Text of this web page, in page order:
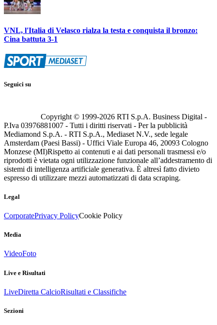
VNL, l'Italia di Velasco rialza la testa e conquista il bronzo:
Cina battuta 3-1
Seguici su
Copyright © 1999-2026 RTI S.p.A. Business Digital -
P.Iva 03976881007 - Tutti i diritti riservati - Per la pubblicità
Mediamond S.p.A. - RTI S.p.A., Mediaset N.V., sede legale
Amsterdam (Paesi Bassi) - Uffici Viale Europa 46, 20093 Cologno
Monzese (MI)Rispetto ai contenuti e ai dati personali trasmessi e/o
riprodotti è vietata ogni utilizzazione funzionale all’addestramento di
sistemi di intelligenza artificiale generativa. È altresì fatto divieto
espresso di utilizzare mezzi automatizzati di data scraping.
Legal
CorporatePrivacy PolicyCookie Policy
Media
VideoFoto
Live e Risultati
LiveDiretta CalcioRisultati e Classifiche
Sezioni